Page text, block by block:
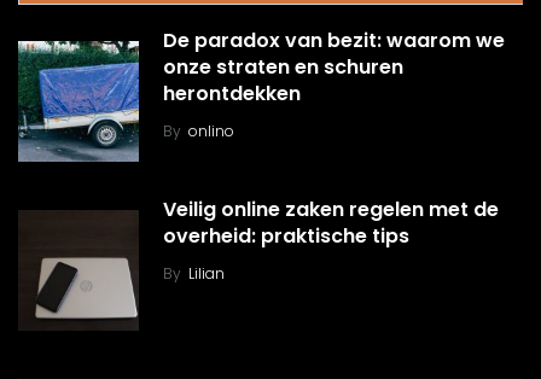
De paradox van bezit: waarom we
onze straten en schuren
herontdekken
By onlino
Veilig online zaken regelen met de
overheid: praktische tips
By Lilian